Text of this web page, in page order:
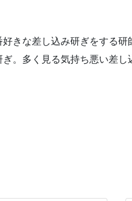
きな差し込み研ぎをする研
。多く見る気持ち悪い差し